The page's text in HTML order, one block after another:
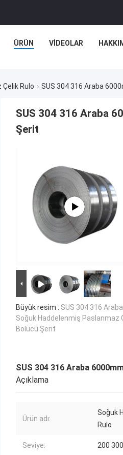
ÜRÜN VIDEOLAR
Rulo SUS 304 316 Araba
SUS 304 316 Araba
Şerit
Büyük resim : SUS 304 316
Soğuk Haddelenmiş Paslanmaz
Bölücü Şerit
SUS 304 316 Araba
Açıklama
Ürün adı:
Soğuk
Rulo
Seviye: 200